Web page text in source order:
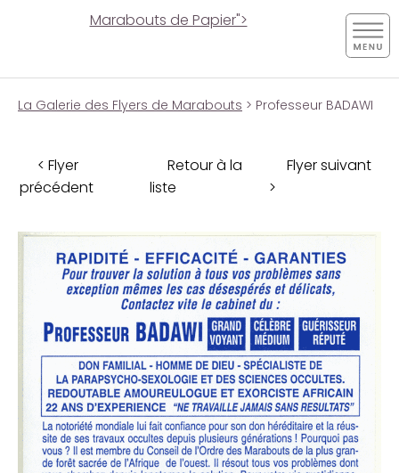
Marabouts de Papier">
La Galerie des Flyers de Marabouts > Professeur BADAWI
< Flyer
précédent
Retour à la
liste
Flyer suivant
>